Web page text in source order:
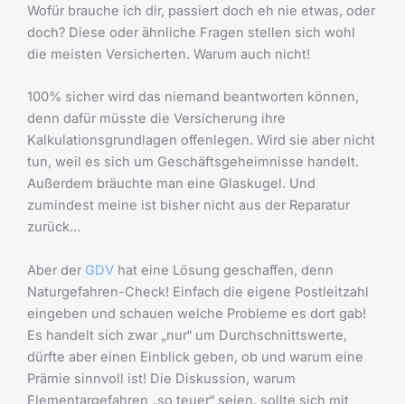
Wofür brauche ich dir, passiert doch eh nie etwas, oder
doch? Diese oder ähnliche Fragen stellen sich wohl
die meisten Versicherten. Warum auch nicht!
100% sicher wird das niemand beantworten können,
denn dafür müsste die Versicherung ihre
Kalkulationsgrundlagen offenlegen. Wird sie aber nicht
tun, weil es sich um Geschäftsgeheimnisse handelt.
Außerdem bräuchte man eine Glaskugel. Und
zumindest meine ist bisher nicht aus der Reparatur
zurück…
Aber der GDV hat eine Lösung geschaffen, denn
Naturgefahren-Check! Einfach die eigene Postleitzahl
eingeben und schauen welche Probleme es dort gab!
Es handelt sich zwar „nur“ um Durchschnittswerte,
dürfte aber einen Einblick geben, ob und warum eine
Prämie sinnvoll ist! Die Diskussion, warum
Elementargefahren „so teuer“ seien, sollte sich mit